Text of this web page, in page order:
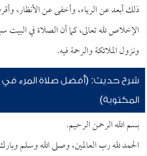
ذلك أبعد عن الرياء، وأخفى عن الأنظار،
الإخلاص لله تعالى، كما أن الصلاة في
ونزول الملائكة والرحمة فيه.
شرح حديث: (أفضل صلاة المرء في
المكتوبة)
بسم الله الرحمن الرحيم.
الحمد لله رب العالمين، وصلى الله وسلم